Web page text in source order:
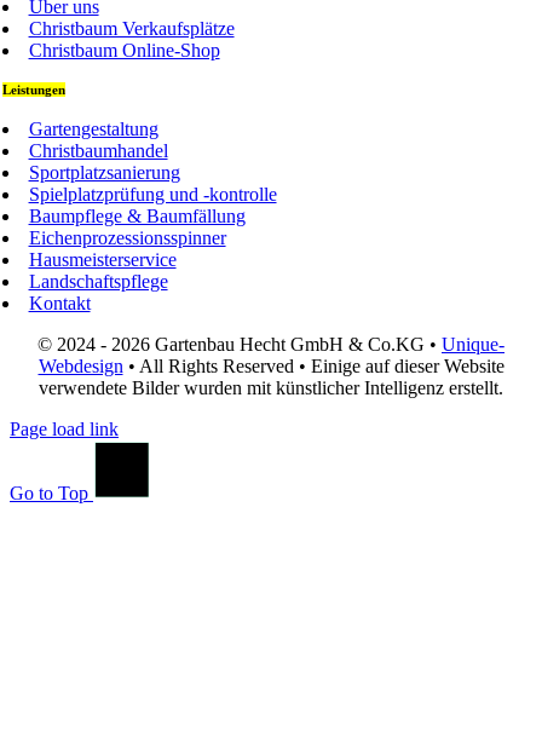
Über uns
Christbaum Verkaufsplätze
Christbaum Online-Shop
Leistungen
Gartengestaltung
Christbaumhandel
Sportplatzsanierung
Spielplatzprüfung und -kontrolle
Baumpflege & Baumfällung
Eichenprozessionsspinner
Hausmeisterservice
Landschaftspflege
Kontakt
© 2024 - 2026 Gartenbau Hecht GmbH & Co.KG • Unique-
Webdesign • All Rights Reserved • Einige auf dieser Website
verwendete Bilder wurden mit künstlicher Intelligenz erstellt.
Page load link
Go to Top